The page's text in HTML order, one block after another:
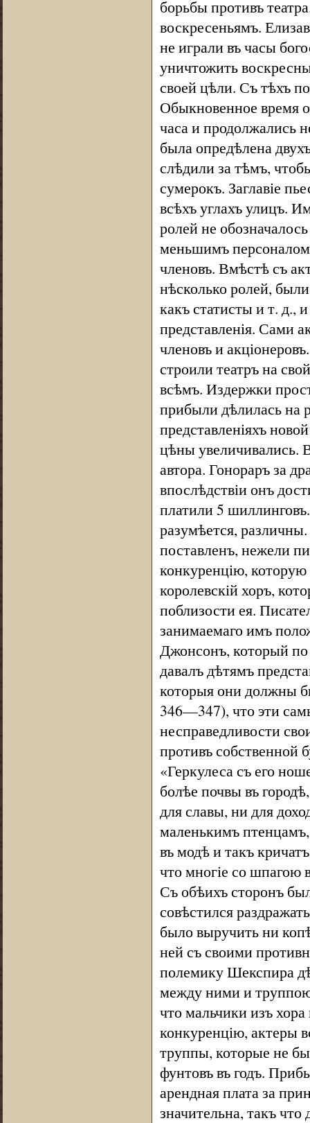
борьбы противъ
воскресеньямъ.
не играли въ часы
уничтожить
своей цѣли. Съ тѣхъ
Обыкновенное время
часа и продолжались
была опредѣлена
слѣдили за тѣмъ,
сумерокъ. Заглавіе
всѣхъ углахъ улицъ.
ролей не
меньшимъ
членовъ. Вмѣстѣ съ
нѣсколько ролей,
какъ статисты и т. д.,
представленія. Сами
членовъ и
строили театръ на
всѣмъ. Издержки
прибыли дѣлилась на
представленіяхъ
цѣны увеличивались.
автора. Гонораръ за
впослѣдствіи онъ
платили 5
разумѣется,
поставленъ, нежели
конкуренцію, которую
королевскій хоръ,
поблизости ея.
занимаемаго имъ
Джонсонъ, который по
давалъ дѣтямъ
которыя они должны
346—347), что эти
несправедливости
противъ собственной
«Геркулеса съ его
болѣе почвы въ
для славы, ни для
маленькимъ
въ модѣ и такъ
что многіе со шпагою
Съ обѣихъ сторонъ
совѣстился
было выручить ни
ней съ своими
полемику Шекспира
между ними и труппою
что мальчики изъ
конкуренцію, актеры
труппы, которые не
фунтовъ въ годъ.
арендная плата за
значительна, такъ